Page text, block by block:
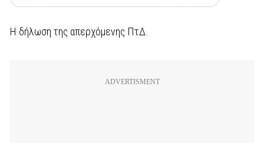
Η δήλωση της απερχόμενης ΠτΔ.